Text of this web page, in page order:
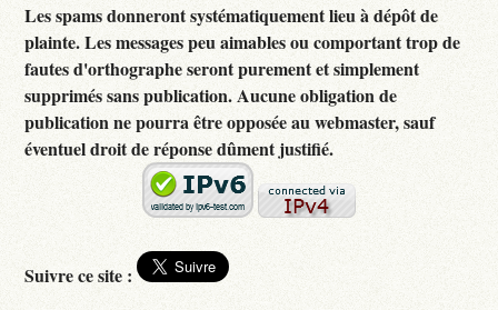
Les spams donneront systématiquement lieu à dépôt de
plainte. Les messages peu aimables ou comportant trop de
fautes d'orthographe seront purement et simplement
supprimés sans publication. Aucune obligation de
publication ne pourra être opposée au webmaster, sauf
éventuel droit de réponse dûment justifié.
Suivre ce site :